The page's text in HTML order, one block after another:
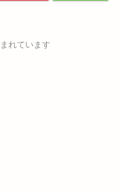
れています